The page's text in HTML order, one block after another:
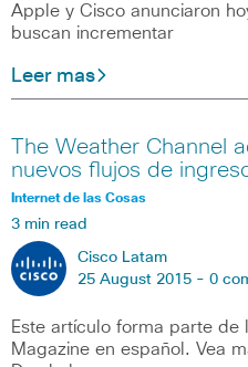
Apple y Cisco anunciaron
buscan incrementar
Leer mas
The Weather Channel
nuevos flujos de
Internet de las Cosas
3 min read
Cisco Latam
25 August 2015 - 0
Este artículo forma parte de
Magazine en español. Vea